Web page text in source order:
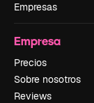
Empresas
Empresa
Precios
Sobre nosotros
Reviews